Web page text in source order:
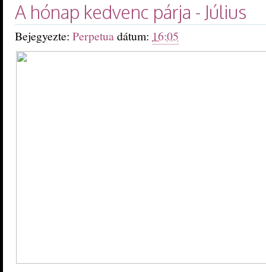
A hónap kedvenc párja - Július
Bejegyezte: Perpetuadátum: 16:05